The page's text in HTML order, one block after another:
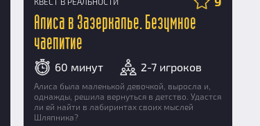
Алиса в Зазеркалье. Безумное
чаепитие
60 минут 2-7 игроков
Алиса была маленькой девочкой, выросла и,
однажды, решила вернуться в детство. Удастся
ли ей найти в лабиринтах своих мыслей
Шляпника?